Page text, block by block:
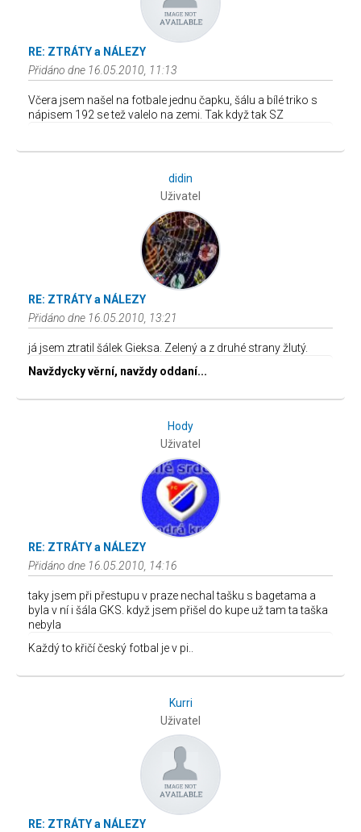
RE: ZTRÁTY a NÁLEZY
Přidáno dne 16.05.2010, 11:13
Včera jsem našel na fotbale jednu čapku, šálu a bílé triko s
nápisem 192 se tež valelo na zemi. Tak když tak SZ
didin
Uživatel
RE: ZTRÁTY a NÁLEZY
Přidáno dne 16.05.2010, 13:21
já jsem ztratil šálek Gieksa. Zelený a z druhé strany žlutý.
Navždycky věrní, navždy oddaní...
Hody
Uživatel
RE: ZTRÁTY a NÁLEZY
Přidáno dne 16.05.2010, 14:16
taky jsem při přestupu v praze nechal tašku s bagetama a
byla v ní i šála GKS. když jsem přišel do kupe už tam ta taška
nebyla
Každý to křičí český fotbal je v pi..
Kurri
Uživatel
RE: ZTRÁTY a NÁLEZY